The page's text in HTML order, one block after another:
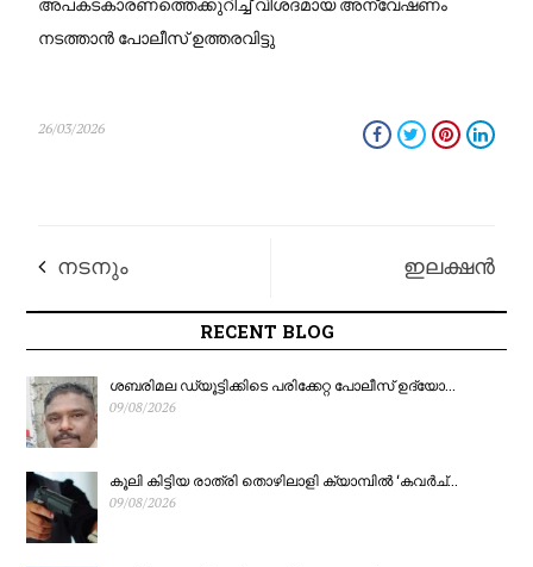
നടത്താൻ പോലീസ് ഉത്തരവിട്ടു
26/03/2026
നടനും
സംവിധായകനുമായ
ഇ.എ. രാജേന്ദ്രൻ
അന്തരിച്ചു; സംസ്കാരം
നാളെ തൃശൂരിൽ
ഇലക്ഷൻ
ഉദ്യോഗസ്ഥർ
RECENT BLOG
ശബരിമല ഡ്യൂട്ടിക്കിടെ പരിക്കേറ്റ പോലീസ് ഉദ്യോ...
09/08/2026
കൂലി കിട്ടിയ രാത്രി തൊഴിലാളി ക്യാമ്പിൽ ‘കവർച്...
09/08/2026